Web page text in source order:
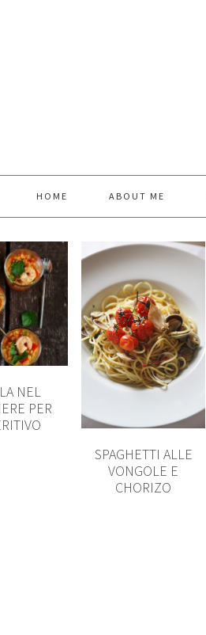
HOME ABOUT ME
NEL
PER
SPAGHETTI ALLE
VONGOLE E
CHORIZO